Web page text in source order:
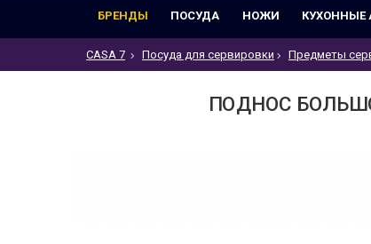
БРЕНДЫ ПОСУДА НОЖИ КУХОННЫЕ
CASA 7 Посуда для сервировки Предметы
ПОДНОС